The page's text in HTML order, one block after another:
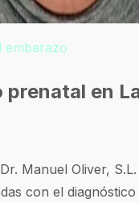
embarazo
en
Manuel Oliver,
con el